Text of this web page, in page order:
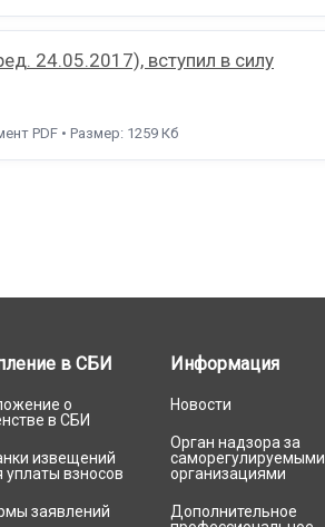
24.05.2017), вступил в силу
PDF • Размер: 1259 Кб
в СБИ
о
в СБИ
извещений
уплаты взносов
заявлений
Информация
Новости
Орган надзора за
саморегулируемыми
организациями
Дополнительное